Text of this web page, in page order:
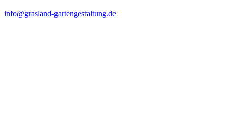
info@grasland-gartengestaltung.de